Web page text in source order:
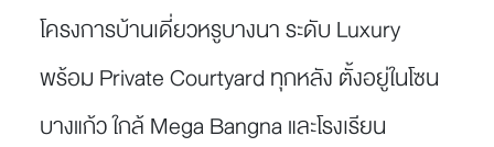
โครงการบ้านเดี่ยวหรูบางนา ระดับ Luxury
พร้อม Private Courtyard ทุกหลัง ตั้งอยู่ในโซน
บางแก้ว ใกล้ Mega Bangna และโรงเรียน